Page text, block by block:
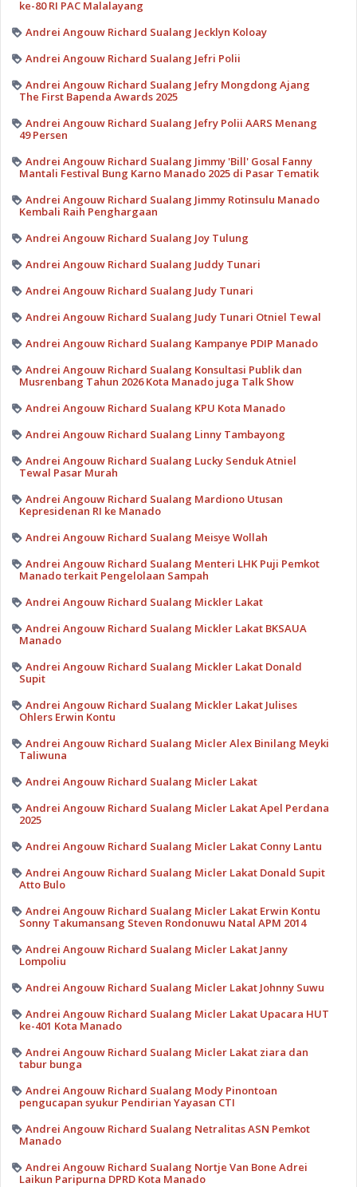
ke-80 RI PAC Malalayang
Andrei Angouw Richard Sualang Jecklyn Koloay
Andrei Angouw Richard Sualang Jefri Polii
Andrei Angouw Richard Sualang Jefry Mongdong Ajang
The First Bapenda Awards 2025
Andrei Angouw Richard Sualang Jefry Polii AARS Menang
49 Persen
Andrei Angouw Richard Sualang Jimmy 'Bill' Gosal Fanny
Mantali Festival Bung Karno Manado 2025 di Pasar Tematik
Andrei Angouw Richard Sualang Jimmy Rotinsulu Manado
Kembali Raih Penghargaan
Andrei Angouw Richard Sualang Joy Tulung
Andrei Angouw Richard Sualang Juddy Tunari
Andrei Angouw Richard Sualang Judy Tunari
Andrei Angouw Richard Sualang Judy Tunari Otniel Tewal
Andrei Angouw Richard Sualang Kampanye PDIP Manado
Andrei Angouw Richard Sualang Konsultasi Publik dan
Musrenbang Tahun 2026 Kota Manado juga Talk Show
Andrei Angouw Richard Sualang KPU Kota Manado
Andrei Angouw Richard Sualang Linny Tambayong
Andrei Angouw Richard Sualang Lucky Senduk Atniel
Tewal Pasar Murah
Andrei Angouw Richard Sualang Mardiono Utusan
Kepresidenan RI ke Manado
Andrei Angouw Richard Sualang Meisye Wollah
Andrei Angouw Richard Sualang Menteri LHK Puji Pemkot
Manado terkait Pengelolaan Sampah
Andrei Angouw Richard Sualang Mickler Lakat
Andrei Angouw Richard Sualang Mickler Lakat BKSAUA
Manado
Andrei Angouw Richard Sualang Mickler Lakat Donald
Supit
Andrei Angouw Richard Sualang Mickler Lakat Julises
Ohlers Erwin Kontu
Andrei Angouw Richard Sualang Micler Alex Binilang Meyki
Taliwuna
Andrei Angouw Richard Sualang Micler Lakat
Andrei Angouw Richard Sualang Micler Lakat Apel Perdana
2025
Andrei Angouw Richard Sualang Micler Lakat Conny Lantu
Andrei Angouw Richard Sualang Micler Lakat Donald Supit
Atto Bulo
Andrei Angouw Richard Sualang Micler Lakat Erwin Kontu
Sonny Takumansang Steven Rondonuwu Natal APM 2014
Andrei Angouw Richard Sualang Micler Lakat Janny
Lompoliu
Andrei Angouw Richard Sualang Micler Lakat Johnny Suwu
Andrei Angouw Richard Sualang Micler Lakat Upacara HUT
ke-401 Kota Manado
Andrei Angouw Richard Sualang Micler Lakat ziara dan
tabur bunga
Andrei Angouw Richard Sualang Mody Pinontoan
pengucapan syukur Pendirian Yayasan CTI
Andrei Angouw Richard Sualang Netralitas ASN Pemkot
Manado
Andrei Angouw Richard Sualang Nortje Van Bone Adrei
Laikun Paripurna DPRD Kota Manado